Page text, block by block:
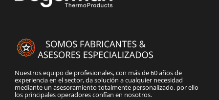
Nuestros equipo de profesionales, con más de 60 años de
experiencia en el sector, da solución a cualquier necesidad
mediante un asesoramiento totalmente personalizado, por ello
los principales operadores confían en nosotros.